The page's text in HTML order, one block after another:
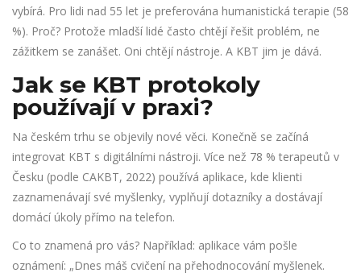
vybírá. Pro lidi nad 55 let je preferována humanistická terapie (58
%). Proč? Protože mladší lidé často chtějí řešit problém, ne
zážitkem se zanášet. Oni chtějí nástroje. A KBT jim je dává.
Jak se KBT protokoly
používají v praxi?
Na českém trhu se objevily nové věci. Konečně se začíná
integrovat KBT s digitálními nástroji. Více než 78 % terapeutů v
Česku (podle CAKBT, 2022) používá aplikace, kde klienti
zaznamenávají své myšlenky, vyplňují dotazníky a dostávají
domácí úkoly přímo na telefon.
Co to znamená pro vás? Například: aplikace vám pošle
oznámení: „Dnes máš cvičení na přehodnocování myšlenek.